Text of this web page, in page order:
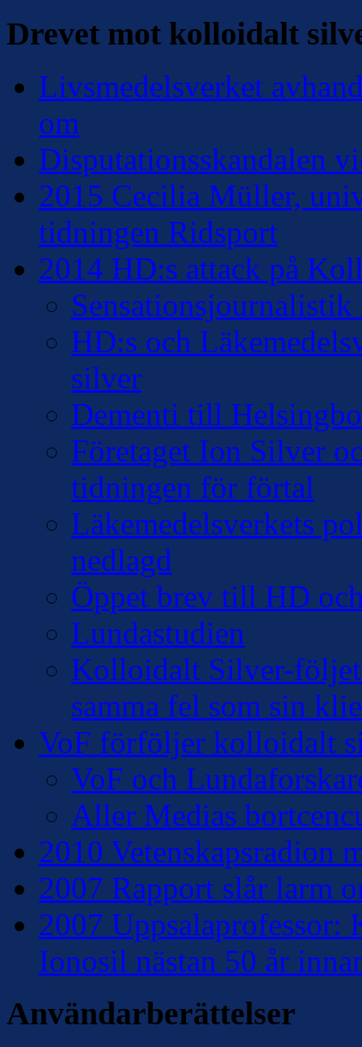
Drevet mot kolloidalt
Livsmedelsverket
om
Disputationsskandalen
2015 Cecilia Müller,
tidningen Ridsport
2014 HD:s attack på
HD:s och
silver
Dementi till
Företaget Ion Silver
tidningen för förtal
Läkemedelsverkets
nedlagd
Öppet brev till HD
Lundastudien
Kolloidalt Silver-
samma fel som sin
VoF förföljer kolloidalt
VoF och
Aller Medias
2010 Vetenskapsradion
2007 Rapport slår larm
2007 Uppsalaprofessor:
Ionosil nästan 50 år
Användarberättelser